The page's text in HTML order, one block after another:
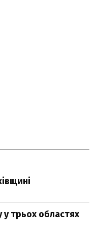
трьох областях